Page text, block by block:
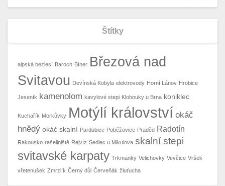
Štítky
alpská bezlesí Baroch Bíner Březová nad
Svitavou Devínská Kobyla elektrovody Horní Lánov Hrobice
Jeseník kamenolom kavylové stepi Klobouky u Brna koniklec
Kuchařík Morkůvky Motýlí království okáč
hnědý okáč skalní Pardubice Poběžovice Praděd Radotín
Rakousko rašeliniště Rejvíz Sedlec u Mikulova skalní stepi
svitavské karpaty Trkmanky Velichovky Vevčice Vršek
vřetenušek Zmrzlík Černý důl Červeňák žluťucha